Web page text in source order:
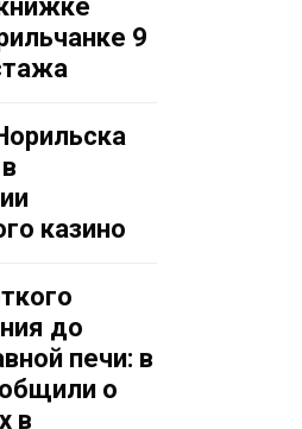
9
казино
до
печи: в
о
в